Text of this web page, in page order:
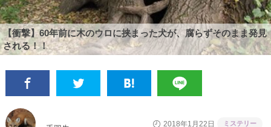
【衝撃】60年前に木のウロに挟まった犬が、腐らずそのまま発見
される！！
2018年1月22日 ミステリー